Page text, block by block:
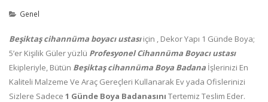
Genel
Beşiktaş cihannüma boyacı ustası için , Dekor Yapı 1 Günde Boya;
5’er Kişilik Güler yüzlü Profesyonel Cihannüma Boyacı ustası
Ekipleriyle, Bütün Beşiktaş cihannüma Boya Badana İşlerinizi En
Kaliteli Malzeme Ve Araç Gereçleri Kullanarak Ev yada Ofislerinizi
Sizlere Sadece 1 Günde Boya Badanasını Tertemiz Teslim Eder.